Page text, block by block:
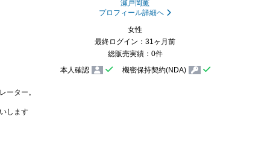
瀬戸岡薫
プロフィール詳細へ
女性
最終ログイン：31ヶ月前
総販売実績：0件
本人確認
機密保持契約(NDA)
ーター。
します